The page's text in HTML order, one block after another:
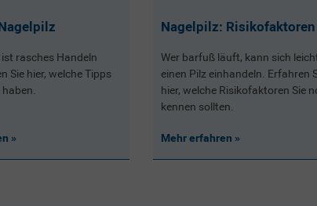
rasches Handeln
Sie hier, welche Tipps
Nagelpilz: Risikofaktoren
Wer barfuß läuft, kann sich
einen Pilz einhandeln. Erfahren
hier, welche Risikofaktoren Sie
kennen sollten.
Mehr erfahren